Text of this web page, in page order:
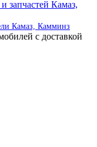
Камаз, Камминз
с доставкой